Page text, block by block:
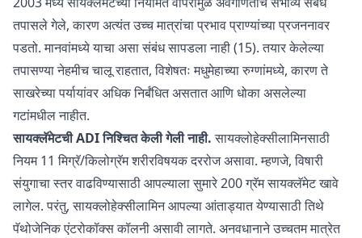
तपासले गेले, कारण अत्यंत उच्च मात्रांचा प्रभाव प्राण्यांच्या प्रजननावर
पडतो. मानवांमध्ये याचा असा संबंध सापडला नाही (15). तयार केलेल्या
तपासण्या नेहमीच चालू राहतात, विशेषतः मधुमेहाच्या रुग्णांमध्ये, कारण ते
साखरेच्या पर्यायांवर अधिक निर्बंधित असतात आणि धोका असलेल्या
गटांमधील नाहीत.
सायक्लॅमेटची ADI निश्चित केली गेली नाही.सायक्लोहेक्सीलामिनसाठी
नियम 11 मिग्रॅ/किलोग्रॅम शरीरविषयक दररोज असावा. म्हणजे, विषारी
संयुगाचा स्तर वाढविण्यासाठी आपल्याला सुमारे 200 ग्रॅम सायक्लॅमेट खावे
लागेल. परंतु, सायक्लोहेक्सीलामिन आपल्या आंताड्यात येण्यासाठी तिथे
पॅथोजेनिक एंटरोकॉक्स कॉलनी असावी लागते. अनवधानाने उच्चतम मात्रेत